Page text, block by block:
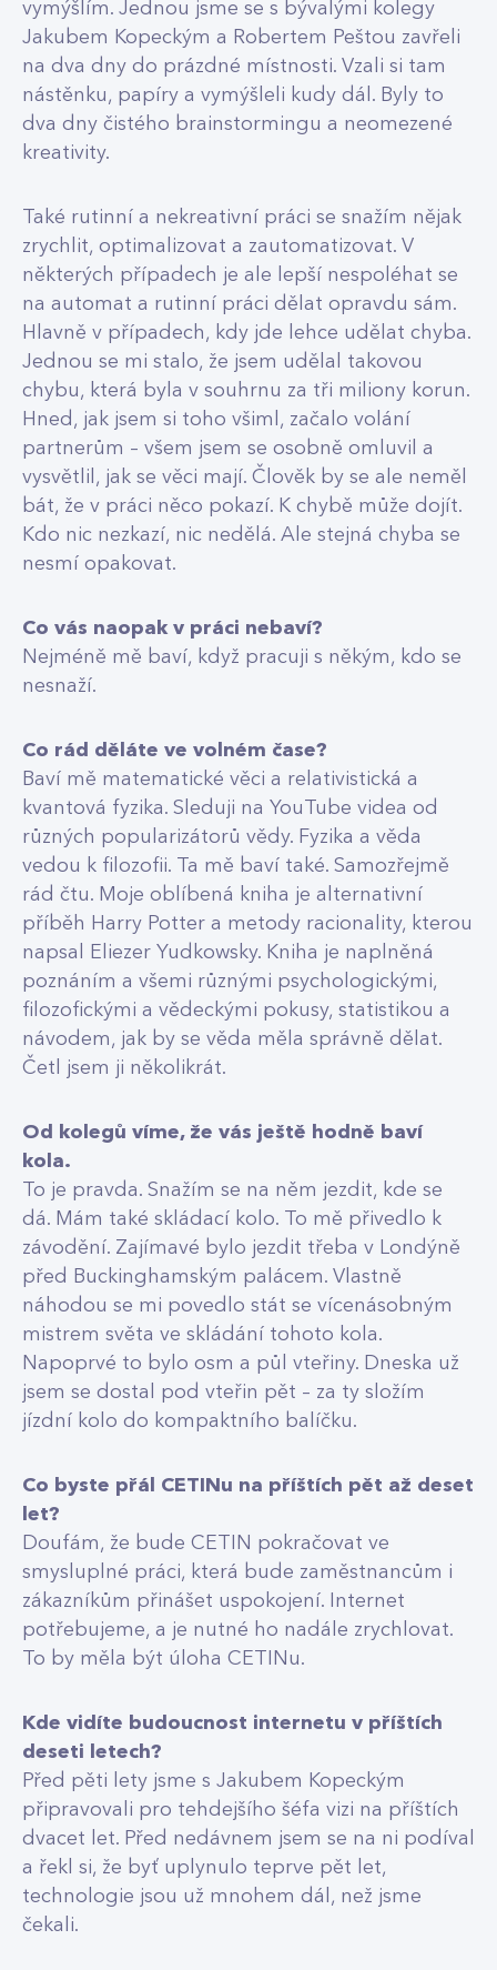
vymýšlím. Jednou jsme se s bývalými kolegy
Jakubem Kopeckým a Robertem Peštou zavřeli
na dva dny do prázdné místnosti. Vzali si tam
nástěnku, papíry a vymýšleli kudy dál. Byly to
dva dny čistého brainstormingu a neomezené
kreativity.
Také rutinní a nekreativní práci se snažím nějak
zrychlit, optimalizovat a zautomatizovat. V
některých případech je ale lepší nespoléhat se
na automat a rutinní práci dělat opravdu sám.
Hlavně v případech, kdy jde lehce udělat chyba.
Jednou se mi stalo, že jsem udělal takovou
chybu, která byla v souhrnu za tři miliony korun.
Hned, jak jsem si toho všiml, začalo volání
partnerům – všem jsem se osobně omluvil a
vysvětlil, jak se věci mají. Člověk by se ale neměl
bát, že v práci něco pokazí. K chybě může dojít.
Kdo nic nezkazí, nic nedělá. Ale stejná chyba se
nesmí opakovat.
Co vás naopak v práci nebaví?
Nejméně mě baví, když pracuji s někým, kdo se
nesnaží.
Co rád děláte ve volném čase?
Baví mě matematické věci a relativistická a
kvantová fyzika. Sleduji na YouTube videa od
různých popularizátorů vědy. Fyzika a věda
vedou k filozofii. Ta mě baví také. Samozřejmě
rád čtu. Moje oblíbená kniha je alternativní
příběh Harry Potter a metody racionality, kterou
napsal Eliezer Yudkowsky. Kniha je naplněná
poznáním a všemi různými psychologickými,
filozofickými a vědeckými pokusy, statistikou a
návodem, jak by se věda měla správně dělat.
Četl jsem ji několikrát.
Od kolegů víme, že vás ještě hodně baví
kola.
To je pravda. Snažím se na něm jezdit, kde se
dá. Mám také skládací kolo. To mě přivedlo k
závodění. Zajímavé bylo jezdit třeba v Londýně
před Buckinghamským palácem. Vlastně
náhodou se mi povedlo stát se vícenásobným
mistrem světa ve skládání tohoto kola.
Napoprvé to bylo osm a půl vteřiny. Dneska už
jsem se dostal pod vteřin pět – za ty složím
jízdní kolo do kompaktního balíčku.
Co byste přál CETINu na příštích pět až deset
let?
Doufám, že bude CETIN pokračovat ve
smysluplné práci, která bude zaměstnancům i
zákazníkům přinášet uspokojení. Internet
potřebujeme, a je nutné ho nadále zrychlovat.
To by měla být úloha CETINu.
Kde vidíte budoucnost internetu v příštích
deseti letech?
Před pěti lety jsme s Jakubem Kopeckým
připravovali pro tehdejšího šéfa vizi na příštích
dvacet let. Před nedávnem jsem se na ni podíval
a řekl si, že byť uplynulo teprve pět let,
technologie jsou už mnohem dál, než jsme
čekali.